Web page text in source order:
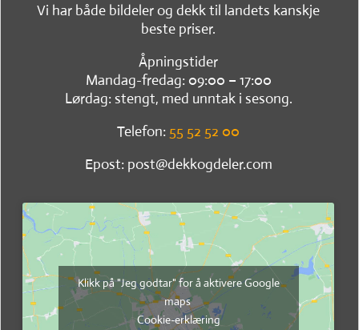
Vi har både bildeler og dekk til landets kanskje
beste priser.
Åpningstider
Mandag-fredag: 09:00 – 17:00
Lørdag: stengt, med unntak i sesong.
Telefon: 55 52 52 00
Epost: post@dekkogdeler.com
Klikk på "Jeg godtar" for å aktivere Google
maps
Cookie-erklæring